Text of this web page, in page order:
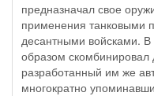
предназначал свое
применения танковыми
десантными войсками.
образом скомбинировал
разработанный им же
многократно